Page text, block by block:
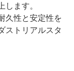
ます。
久性と安定性を
ストリアルスタ